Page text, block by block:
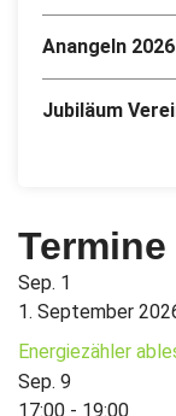
Anangeln 2026
Jubiläum
Termine
Sep. 1
1. September
Energiezähler
Sep. 9
17:00 - 19:00